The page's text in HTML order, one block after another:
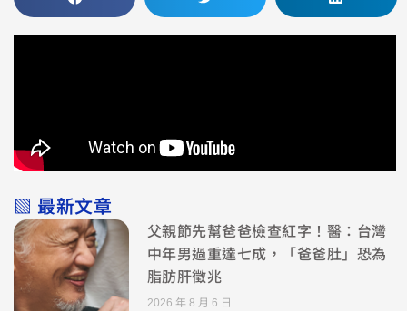
▧ 最新文章
父親節先幫爸爸檢查紅字！醫：台灣
中年男過重達七成，「爸爸肚」恐為
脂肪肝徵兆
2026 年 8 月 6 日